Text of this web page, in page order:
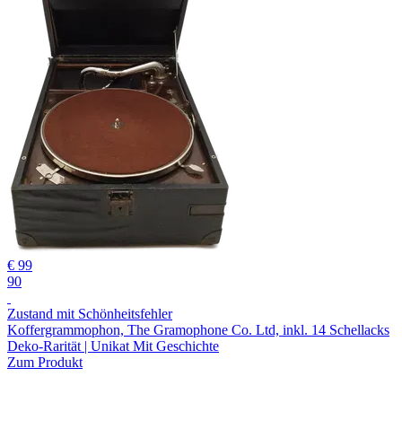
€ 99
90
Zustand mit Schönheitsfehler
Koffergrammophon, The Gramophone Co. Ltd, inkl. 14 Schellacks
Deko-Rarität | Unikat Mit Geschichte
Zum Produkt